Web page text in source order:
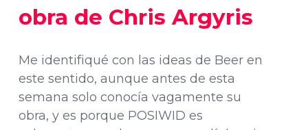
obra de Chris Argyris
Me identifiqué con las ideas de Beer en
este sentido, aunque antes de esta
semana solo conocía vagamente su
obra, y es porque POSIWID es